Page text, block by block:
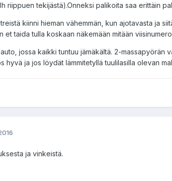
riippuen tekijästä).Onneksi palikoita saa erittäin
kiinni hieman vähemmän, kun ajotavasta ja
et taida tulla koskaan näkemään mitään
jossa kaikki tuntuu jämäkältä. 2-
hyvä ja jos löydät lämmitetyllä tuulilasilla olevan
ja vinkeistä.